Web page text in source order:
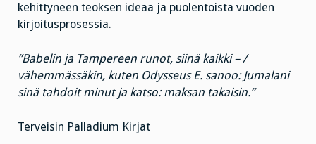
kehittyneen teoksen ideaa ja puolentoista vuoden
kirjoitusprosessia.
”Babelin ja Tampereen runot, siinä kaikki – /
vähemmässäkin, kuten Odysseus E. sanoo: Jumalani
sinä tahdoit minut ja katso: maksan takaisin.”
Terveisin Palladium Kirjat